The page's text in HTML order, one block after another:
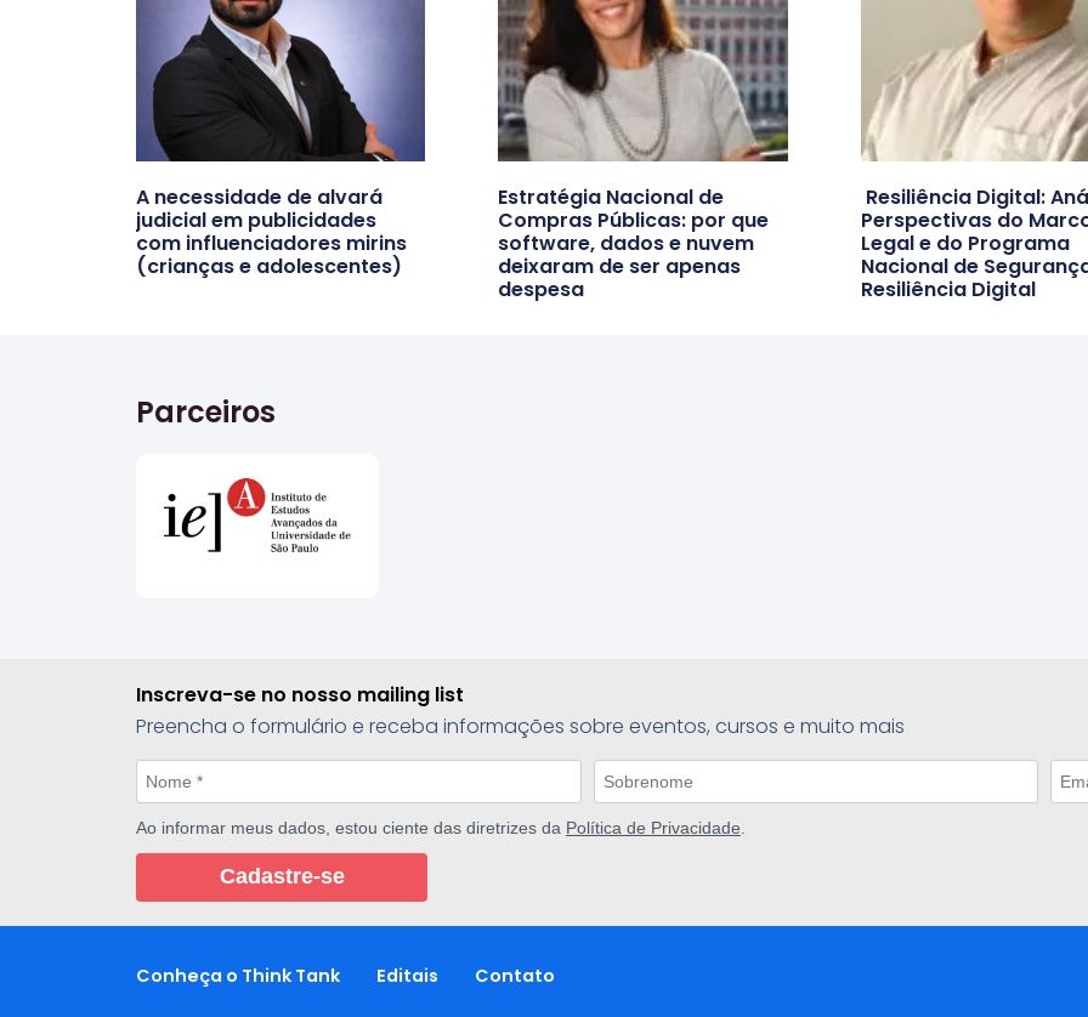
A necessidade de alvará
judicial em publicidades
com influenciadores mirins
(crianças e adolescentes)
Estratégia Nacional de
Compras Públicas: por que
software, dados e nuvem
deixaram de ser apenas
despesa
Resiliência Digital:
Perspectivas do
Legal e do Programa
Nacional de
Resiliência Digital
Parceiros
Inscreva-se no nosso mailing list
Preencha o formulário e receba informações sobre eventos, cursos e muito mais
Ao informar meus dados, estou ciente das diretrizes da Política de Privacidade
Cadastre-se
Conheça o Think Tank Editais Contato